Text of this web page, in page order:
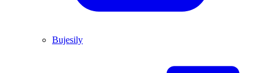
Bujesily